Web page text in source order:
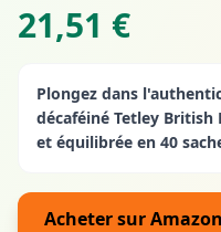
21,51 €
Plongez dans
décaféiné Tetley
et équilibrée en 40
Acheter sur Amazon